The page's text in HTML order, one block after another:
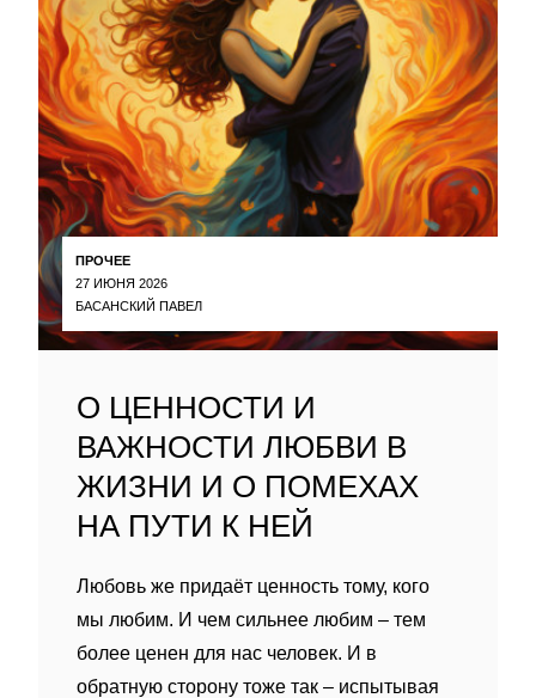
ПРОЧЕЕ
27 ИЮНЯ 2026
БАСАНСКИЙ ПАВЕЛ
О ЦЕННОСТИ И
ВАЖНОСТИ ЛЮБВИ В
ЖИЗНИ И О ПОМЕХАХ
НА ПУТИ К НЕЙ
Любовь же придаёт ценность тому, кого
мы любим. И чем сильнее любим – тем
более ценен для нас человек. И в
обратную сторону тоже так – испытывая